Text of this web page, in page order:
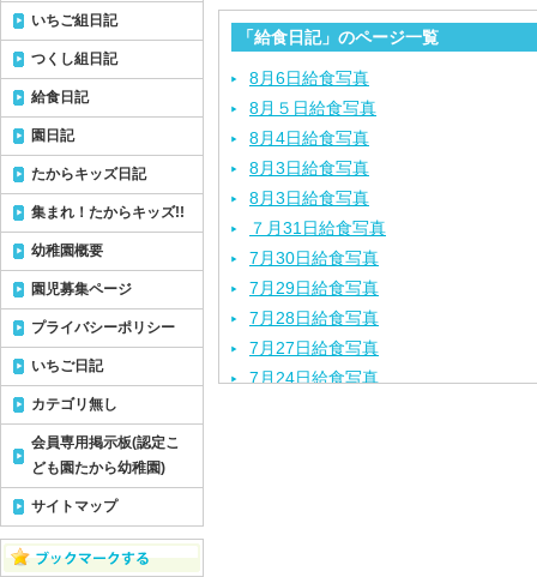
「給食日記」のページ一覧
8月6日給食写真
8月５日給食写真
8月4日給食写真
8月3日給食写真
8月3日給食写真
７月31日給食写真
7月30日給食写真
7月29日給食写真
7月28日給食写真
7月27日給食写真
7月24日給食写真
いちご組日記
つくし組日記
給食日記
園日記
たからキッズ日記
集まれ！たからキッズ!!
幼稚園概要
園児募集ページ
プライバシーポリシー
いちご日記
カテゴリ無し
会員専用掲示板(認定こ
ども園たから幼稚園)
サイトマップ